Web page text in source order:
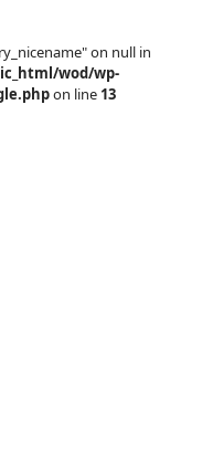
on null in
wod/wp-
on line 13